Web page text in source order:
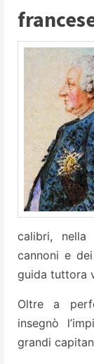
calibri, nella
cannoni e
guida tuttora
Oltre a
insegnò
grandi